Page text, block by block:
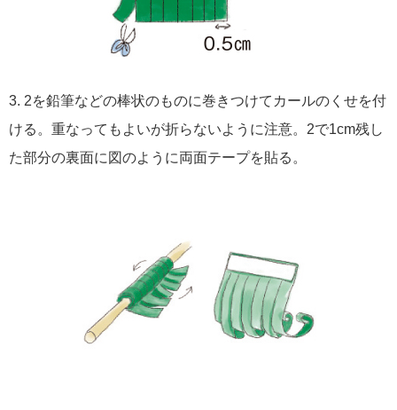
3. 2を鉛筆などの棒状のものに巻きつけてカールのくせを付
ける。重なってもよいが折らないように注意。2で1cm残し
た部分の裏面に図のように両面テープを貼る。